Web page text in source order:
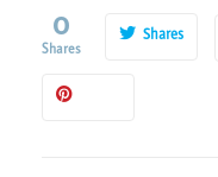
0
Shares
Shares